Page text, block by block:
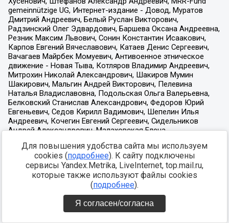
Для повышения удобства сайта мы используем
cookies (подробнее). К сайту подключены
сервисы Yandex.Metrika, LiveInternet, top.mail.ru,
которые также используют файлы cookies
(подробнее).
Я согласен/согласна